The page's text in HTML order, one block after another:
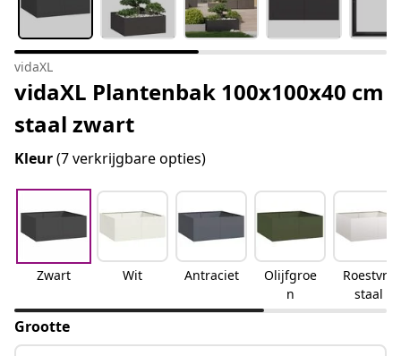
vidaXL
vidaXL Plantenbak 100x100x40 cm
staal zwart
Kleur(7 verkrijgbare opties)
Zwart Wit Antraciet
Olijfgroe
n
Roestvrij
staal
Grootte